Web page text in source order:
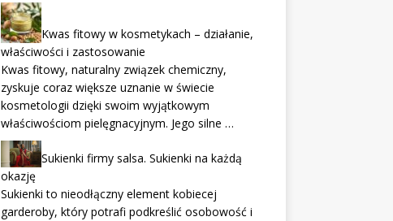
Kwas fitowy w kosmetykach – działanie,
właściwości i zastosowanie
Kwas fitowy, naturalny związek chemiczny,
zyskuje coraz większe uznanie w świecie
kosmetologii dzięki swoim wyjątkowym
właściwościom pielęgnacyjnym. Jego silne …
Sukienki firmy salsa. Sukienki na każdą
okazję
Sukienki to nieodłączny element kobiecej
garderoby, który potrafi podkreślić osobowość i